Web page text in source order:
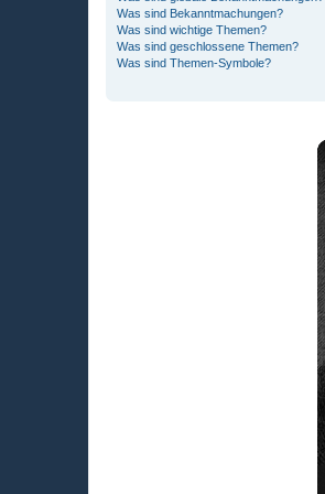
Was sind Bekanntmachungen?
Was sind wichtige Themen?
Was sind geschlossene Themen?
Was sind Themen-Symbole?